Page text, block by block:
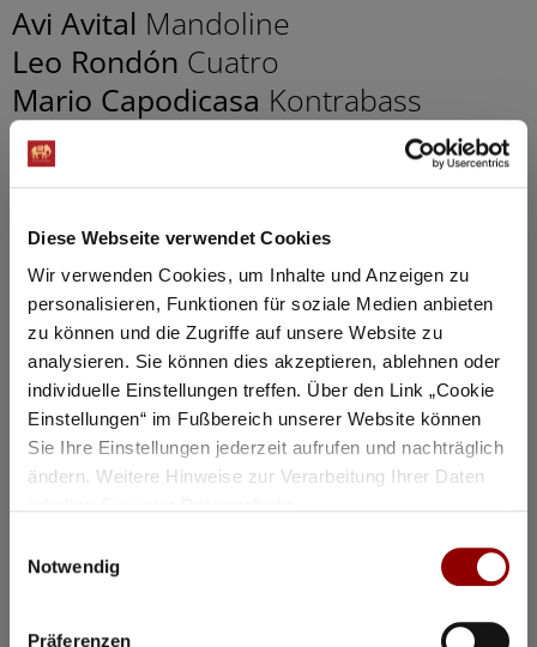
Diese Webseite verwendet Cookies
Wir verwenden Cookies, um Inhalte und Anzeigen zu
personalisieren, Funktionen für soziale Medien anbieten
zu können und die Zugriffe auf unsere Website zu
analysieren. Sie können dies akzeptieren, ablehnen oder
individuelle Einstellungen treffen. Über den Link „Cookie
Einstellungen“ im Fußbereich unserer Website können
Sie Ihre Einstellungen jederzeit aufrufen und nachträglich
ändern. Weitere Hinweise zur Verarbeitung Ihrer Daten
Notwendig
Präferenzen
Avi Avital Mandoline
Leo Rondón Cuatro
Mario Capodicasa Kontrabass
20:30
87 Plätze für Hotelgäste verfügbar
Anmeldung / Buchung
17 - 21 Aug 26